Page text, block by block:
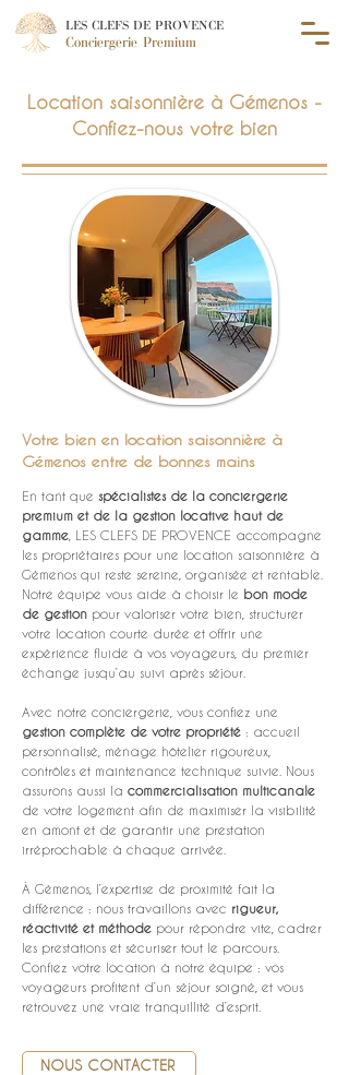
LES CLEFS DE PROVENCE
Conciergerie Premium
Location saisonnière à Gémenos -
Confiez-nous votre bien
Votre bien en location saisonnière à
Gémenos entre de bonnes mains
En tant que spécialistes de la conciergerie
premium et de la gestion locative haut de
gamme , LES CLEFS DE PROVENCE accompagne
les propriétaires pour une location saisonnière à
Gémenos qui reste sereine, organisée et rentable.
Notre équipe vous aide à choisir le bon mode
de gestion pour valoriser votre bien, structurer
votre location courte durée et offrir une
expérience fluide à vos voyageurs, du premier
échange jusqu’au suivi après séjour.
Avec notre conciergerie, vous confiez une
gestion complète de votre propriété : accueil
personnalisé, ménage hôtelier rigoureux,
contrôles et maintenance technique suivie. Nous
assurons aussi la commercialisation multicanale
de votre logement afin de maximiser la visibilité
en amont et de garantir une prestation
irréprochable à chaque arrivée.
À Gémenos, l’expertise de proximité fait la
différence : nous travaillons avec rigueur,
réactivité et méthode pour répondre vite, cadrer
les prestations et sécuriser tout le parcours.
Confiez votre location à notre équipe : vos
voyageurs profitent d’un séjour soigné, et vous
retrouvez une vraie tranquillité d’esprit.
NOUS CONTACTER